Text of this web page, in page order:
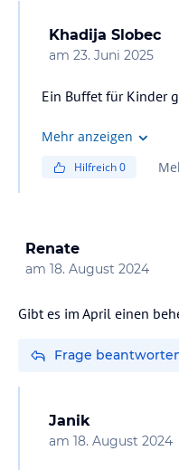
Khadija Slobec
am 23. Juni 2025
Ein Buffet für Kinder
Mehr anzeigen
Hilfreich0
Renate
am 18. August 2024
Gibt es im April einen
Frage
Janik
am 18. August 2024